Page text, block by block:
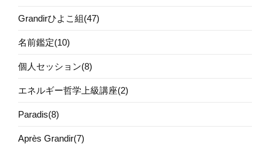
Grandirひよこ組(47)
名前鑑定(10)
個人セッション(8)
エネルギー哲学上級講座(2)
Paradis(8)
Après Grandir(7)